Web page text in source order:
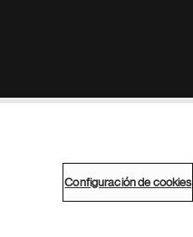
Search
Configuración de cookies